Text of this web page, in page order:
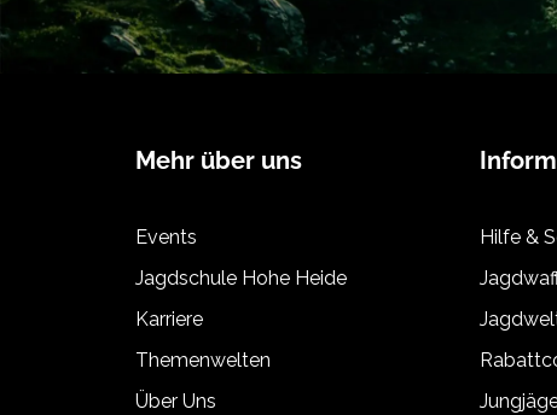
Mehr über uns
Events
Jagdschule Hohe Heide
Karriere
Themenwelten
Über Uns
Hilfe &